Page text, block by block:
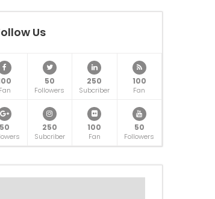
Us
Fan
50
Followers
250
Subcriber
100
Fan
50 250
Subcriber
100
Fan
50
Followers